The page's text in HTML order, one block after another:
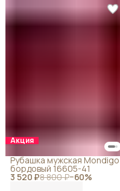
Акция
3 520 ₽8 800 ₽−60%
Рубашка мужская Mondigo
бордовый 16605-41